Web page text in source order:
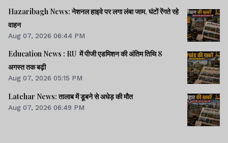
Hazaribagh News: नेशनल हाइवे पर लगा लंबा जाम, घंटों रेंगते रहे
वाहन
Aug 07, 2026 06:44 PM
Education News : RU में पीजी एडमिशन की अंतिम तिथि 8
अगस्त तक बढ़ी
Aug 07, 2026 05:15 PM
Latehar News: तालाब में डूबने से अधेड़ की मौत
Aug 07, 2026 06:49 PM